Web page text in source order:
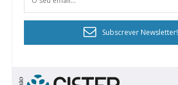
Subscrever Newsletter!